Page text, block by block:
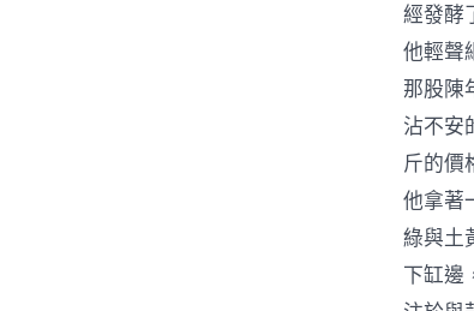
經發酵
他輕聲
那股陳
沾不安
斤的價
他拿著
綠與土
下缸邊